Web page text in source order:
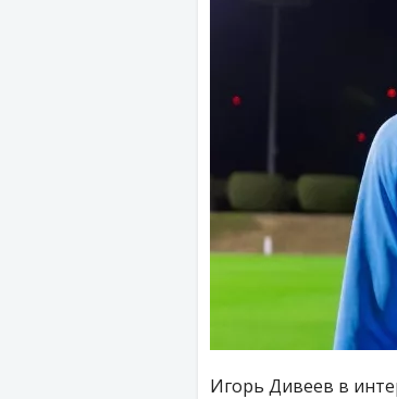
Игорь Дивеев в